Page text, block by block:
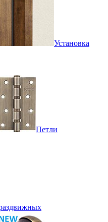
Установка
Петли